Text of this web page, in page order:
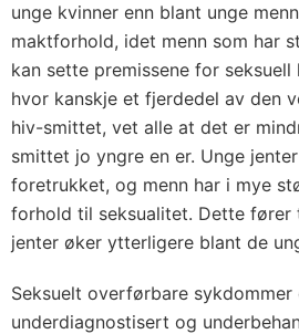
unge kvinner enn blant unge
maktforhold, idet menn som har
kan sette premissene for
hvor kanskje et fjerdedel av den
hiv-smittet, vet alle at det er
smittet jo yngre en er. Unge
foretrukket, og menn har i mye
forhold til seksualitet. Dette fører
jenter øker ytterligere blant de
Seksuelt overførbare
underdiagnostisert og